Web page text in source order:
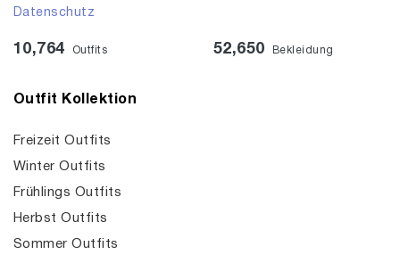
Datenschutz
10,764 Outfits 52,650 Bekleidung
Outfit Kollektion
Freizeit Outfits
Winter Outfits
Frühlings Outfits
Herbst Outfits
Sommer Outfits